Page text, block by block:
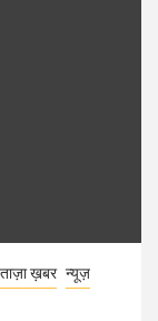
ताज़ा ख़बर न्यूज़